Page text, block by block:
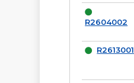
R2604002
R2613001